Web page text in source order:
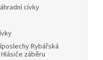
cívky
Rybářská
záběru